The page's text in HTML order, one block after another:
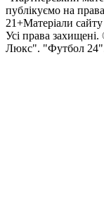
публікуємо на
21+Матеріали
Усi права захищенi.
Люкс". "Футбол